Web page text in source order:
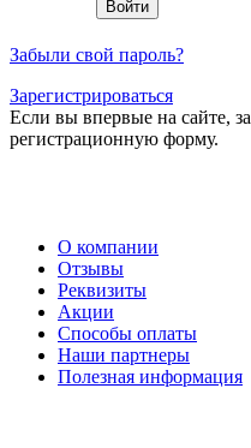
Забыли свой пароль?
Зарегистрироваться
Если вы впервые на сайте,
регистрационную форму.
О компании
Отзывы
Реквизиты
Акции
Способы оплаты
Наши партнеры
Полезная информация